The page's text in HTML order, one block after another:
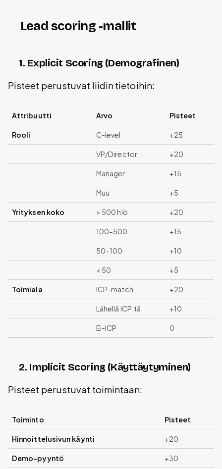
Lead scoring -mallit
1. Explicit Scoring (Demografinen)
Pisteet perustuvat liidin tietoihin:
Attribuutti Arvo Pisteet
Rooli C-level +25
VP/Director +20
Manager +15
Muu +5
Yrityksen koko > 500 hlö +20
100-500 +15
50-100 +10
< 50 +5
Toimiala ICP-match +20
Lähellä ICP:tä +10
Ei-ICP 0
2. Implicit Scoring (Käyttäytyminen)
Pisteet perustuvat toimintaan:
Toiminto Pisteet
Hinnoittelusivun käynti +20
Demo-pyyntö +30